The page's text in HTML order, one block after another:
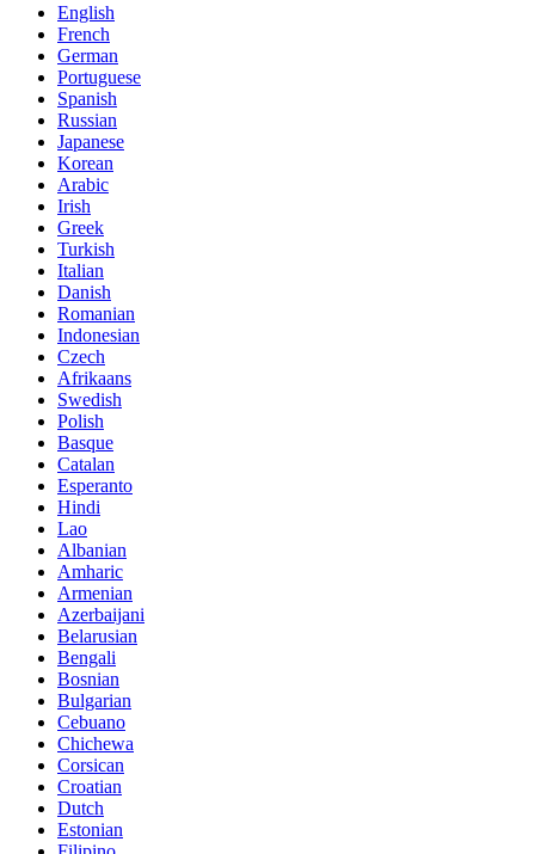
English
French
German
Portuguese
Spanish
Russian
Japanese
Korean
Arabic
Irish
Greek
Turkish
Italian
Danish
Romanian
Indonesian
Czech
Afrikaans
Swedish
Polish
Basque
Catalan
Esperanto
Hindi
Lao
Albanian
Amharic
Armenian
Azerbaijani
Belarusian
Bengali
Bosnian
Bulgarian
Cebuano
Chichewa
Corsican
Croatian
Dutch
Estonian